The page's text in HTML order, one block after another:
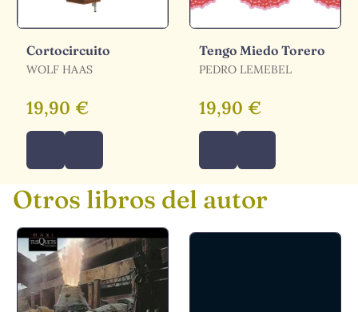
Cortocircuito
WOLF HAAS
19,90 €
Tengo Miedo Torero
PEDRO LEMEBEL
19,90 €
Otros libros del autor